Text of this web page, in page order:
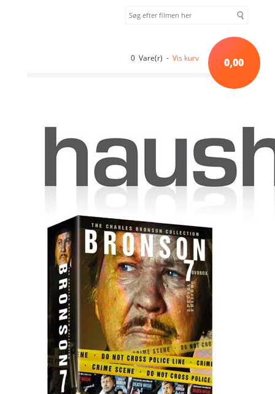
0 Vare(r) - Vis kurv 0,00
Sortiment uden kategori
CHARLES BRONSON COLLECTION